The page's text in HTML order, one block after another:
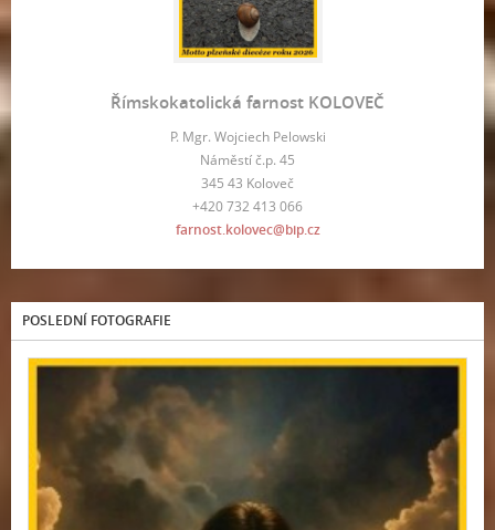
Římskokatolická farnost KOLOVEČ
P. Mgr. Wojciech Pelowski
Náměstí č.p. 45
345 43 Koloveč
+420 732 413 066
farnost.kolovec@bip.cz
POSLEDNÍ FOTOGRAFIE